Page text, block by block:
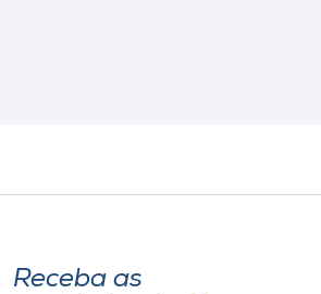
Receba as